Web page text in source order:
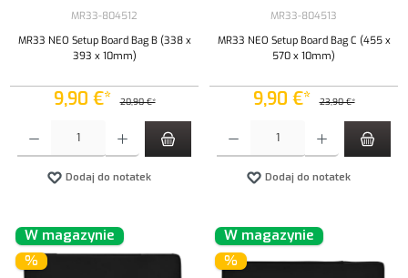
MR33-804512
MR33 NEO Setup Board Bag B (338 x
393 x 10mm)
9,90 €* 20,90 €*
Dodaj do notatek
MR33-804513
MR33 NEO Setup Board Bag C (455 x
570 x 10mm)
9,90 €* 23,90 €*
Dodaj do notatek
W magazynie
%
W magazynie
%